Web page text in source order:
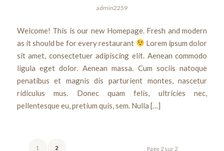
admin2259
Welcome! This is our new Homepage. Fresh and modern
as it should be for every restaurant
Lorem ipsum dolor
sit amet, consectetuer adipiscing elit. Aenean commodo
ligula eget dolor. Aenean massa. Cum sociis natoque
penatibus et magnis dis parturient montes, nascetur
ridiculus mus. Donec quam felis, ultricies nec,
pellentesque eu, pretium quis, sem. Nulla […]
Page 2 sur 2
1 2